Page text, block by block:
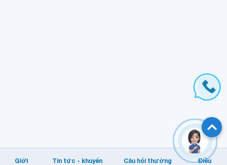
Giới
Tin tức - khuyến
Câu hỏi thường
Điều